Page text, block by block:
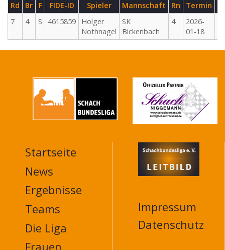
Rd Br F FIDE-ID Spieler Mannschaft Rn Termin
7
4 S 4615859
Holger
Nothnagel
SK
Bickenbach
4
2026-
01-18
MAIN
NAVIGATION
FOOTER
Startseite
News
Ergebnisse
Teams
Die Liga
Frauen
Impressum
Datenschutz